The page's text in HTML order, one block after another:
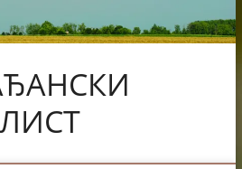
ЛИСТ